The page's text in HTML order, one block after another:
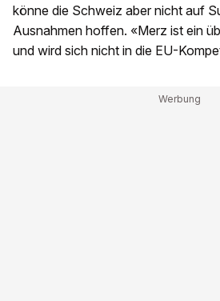
könne die Schweiz aber nicht auf
Ausnahmen hoffen. «Merz ist ein
und wird sich nicht in die EU-